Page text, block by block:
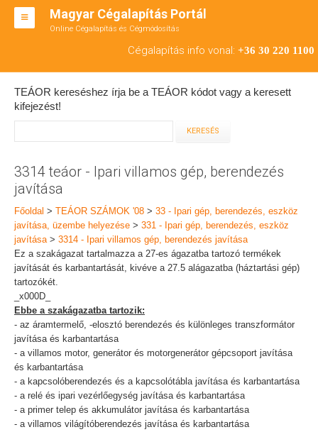
Magyar Cégalapítás Portál
Online Cégalapítás és Cégmódosítás
Cégalapítás info vonal: +36 30 220 1100
BT ALAPÍTÁS
RT ALAPÍTÁS
TEÁOR SZÁMOK '08
KAPCSOLAT
IRODÁK
TEÁOR kereséshez írja be a TEÁOR kódot vagy a keresett
kifejezést!
3314 teáor - Ipari villamos gép, berendezés
javítása
Főoldal > TEÁOR SZÁMOK '08 > 33 - Ipari gép, berendezés, eszköz
javítása, üzembe helyezése > 331 - Ipari gép, berendezés, eszköz
javítása> 3314 - Ipari villamos gép, berendezés javítása
Ez a szakágazat tartalmazza a 27-es ágazatba tartozó termékek
javítását és karbantartását, kivéve a 27.5 alágazatba (háztartási gép)
tartozókét.
_x000D_
Ebbe a szakágazatba tartozik:
- az áramtermelő, -elosztó berendezés és különleges transzformátor
javítása és karbantartása
- a villamos motor, generátor és motorgenerátor gépcsoport javítása
és karbantartása
- a kapcsolóberendezés és a kapcsolótábla javítása és karbantartása
- a relé és ipari vezérlőegység javítása és karbantartása
- a primer telep és akkumulátor javítása és karbantartása
- a villamos világítóberendezés javítása és karbantartása